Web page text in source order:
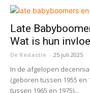
Late
Wat is hun
De Redactie - 25 juli 2025
In de afgelopen
(geboren tussen 1955 en
tussen 1965 en 1975)...